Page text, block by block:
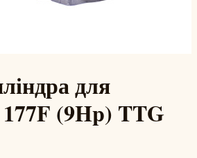
для
(9Hp) TTG